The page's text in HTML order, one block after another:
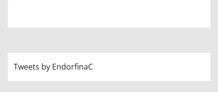
Tweets by EndorfinaC